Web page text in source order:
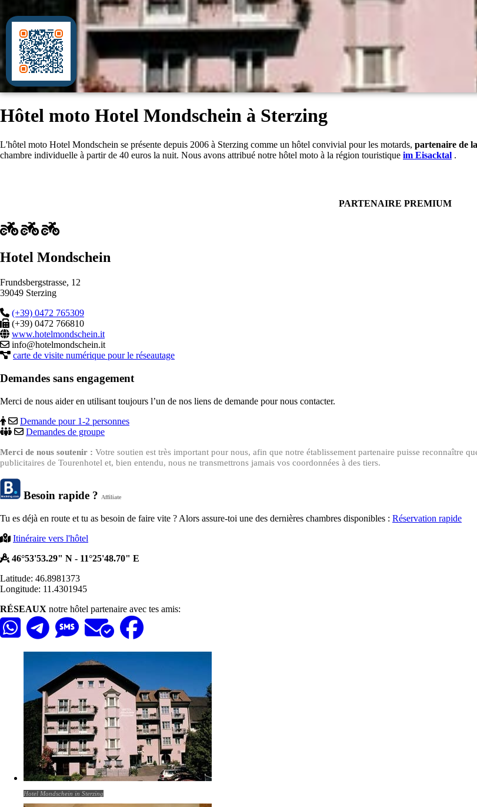
Hôtel moto Hotel Mondschein à Sterzing
L'hôtel moto Hotel Mondschein se présente depuis 2006 à Sterzing comme un hôtel convivial pour les motards, partenaire de
chambre individuelle à partir de 40 euros la nuit. Nous avons attribué notre hôtel moto à la région touristique im Eisacktal .
PARTENAIRE PREMIUM
Hotel Mondschein
Frundsbergstrasse, 12
39049 Sterzing
(+39) 0472 765309
(+39) 0472 766810
www.hotelmondschein.it
info@hotelmondschein.it
carte de visite numérique pour le réseautage
Demandes sans engagement
Merci de nous aider en utilisant toujours l’un de nos liens de demande pour nous contacter.
Demande pour 1-2 personnes
Demandes de groupe
Merci de nous soutenir : Votre soutien est très important pour nous, afin que notre établissement partenaire puisse reconnaître
publicitaires de Tourenhotel et, bien entendu, nous ne transmettrons jamais vos coordonnées à des tiers.
Besoin rapide ? Affiliate
Tu es déjà en route et tu as besoin de faire vite ? Alors assure-toi une des dernières chambres disponibles : Réservation rapide
Itinéraire vers l'hôtel
46°53'53.29" N - 11°25'48.70" E
Latitude: 46.8981373
Longitude: 11.4301945
RÉSEAUX notre hôtel partenaire avec tes amis:
Hotel Mondschein in Sterzing